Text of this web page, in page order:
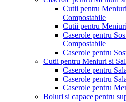
Cutii pentru
Compostabile
Cutii pentru
Caserole pentru
Compostabile
Caserole pentru
Cutii pentru Meniuri si
Caserole pentru
Caserole pentru
Caserole pentru
Boluri si capace pentru